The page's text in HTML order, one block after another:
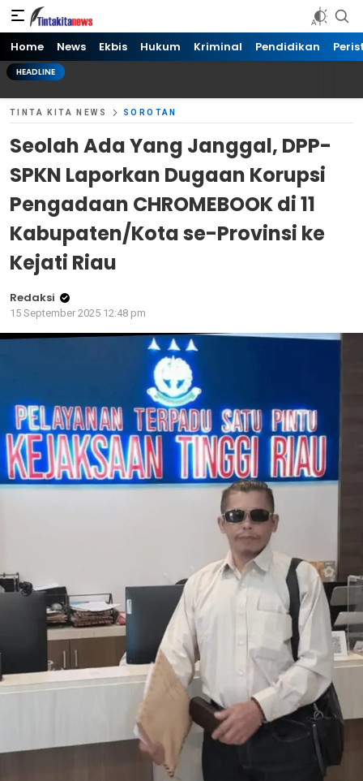
Tinta kita News
Informasi Terkini
Home News Ekbis Hukum Kriminal Pendidikan
HEADLINE
TINTA KITA NEWS SOROTAN
Seolah Ada Yang Janggal, DPP-
SPKN Laporkan Dugaan Korupsi
Pengadaan CHROMEBOOK di 11
Kabupaten/Kota se-Provinsi ke
Kejati Riau
Redaksi
15 September 2025 12:48 pm